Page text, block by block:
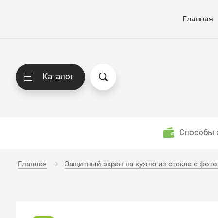
Главная
Каталог
Способы
Главная Защитный экран на кухню из стекла с